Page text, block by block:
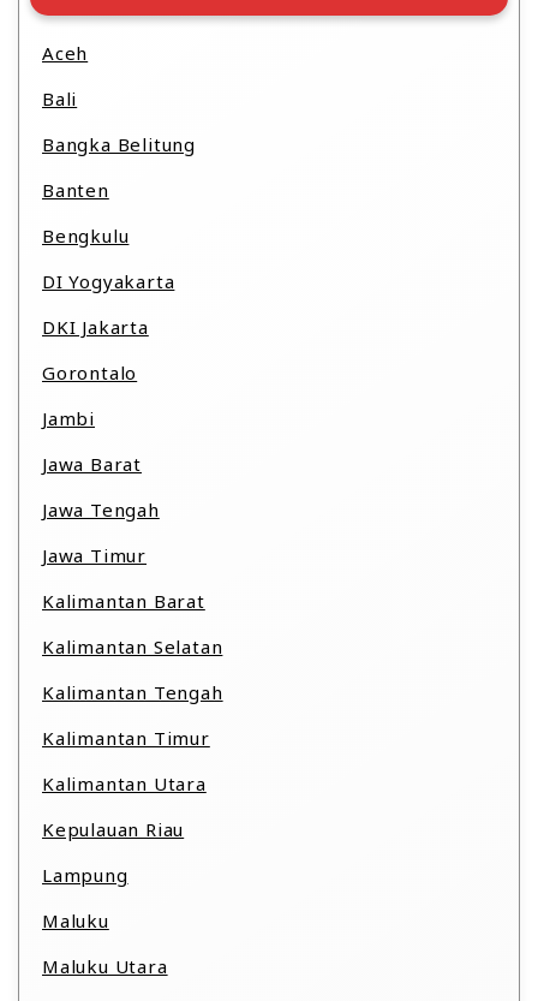
Aceh
Bali
Bangka Belitung
Banten
Bengkulu
DI Yogyakarta
DKI Jakarta
Gorontalo
Jambi
Jawa Barat
Jawa Tengah
Jawa Timur
Kalimantan Barat
Kalimantan Selatan
Kalimantan Tengah
Kalimantan Timur
Kalimantan Utara
Kepulauan Riau
Lampung
Maluku
Maluku Utara